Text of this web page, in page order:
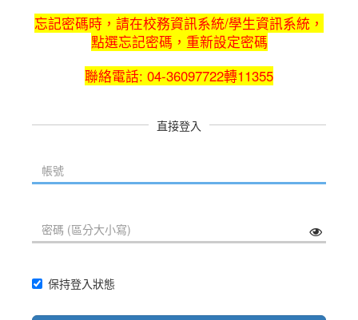
忘記密碼時，請在校務資訊系統/學生資訊系統，
點選忘記密碼，重新設定密碼
聯絡電話: 04-36097722轉11355
直接登入
保持登入狀態